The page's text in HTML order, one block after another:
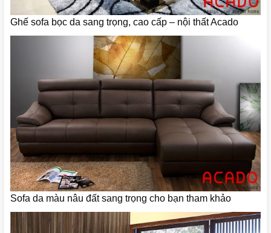
Ghế sofa bọc da sang trọng, cao cấp – nội thất Acado
Sofa da màu nâu đất sang trọng cho bạn tham khảo